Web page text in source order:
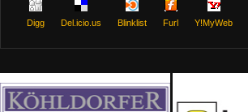
Digg Del.icio.us Blinklist Furl Y!MyWeb